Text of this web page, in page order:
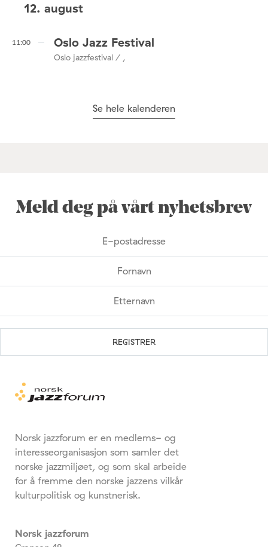
12. august
11:00 Oslo Jazz Festival
Oslo jazzfestival / ,
Se hele kalenderen
Meld deg på vårt nyhetsbrev
Norsk jazzforum er en medlems- og
interesseorganisasjon som samler det
norske jazzmiljøet, og som skal arbeide
for å fremme den norske jazzens vilkår
kulturpolitisk og kunstnerisk.
Norsk jazzforum